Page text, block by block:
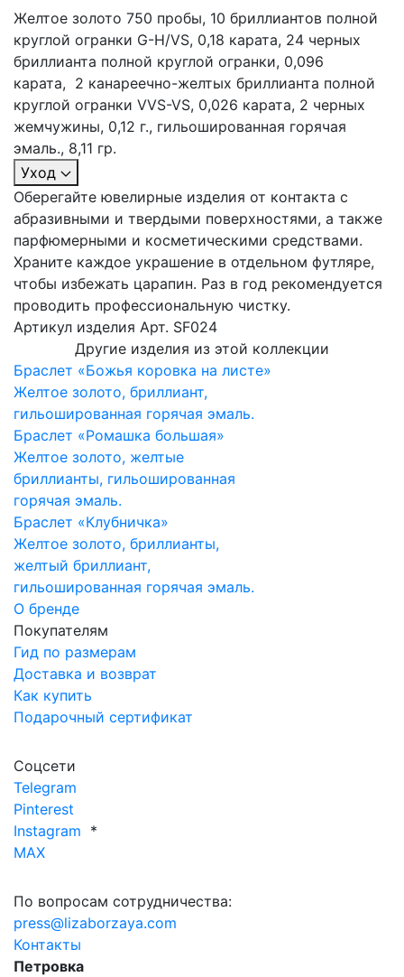
Желтое золото 750 пробы, 10 бриллиантов полной
круглой огранки G-H/VS, 0,18 карата, 24 черных
бриллианта полной круглой огранки, 0,096
карата, 2 канареечно-желтых бриллианта полной
круглой огранки VVS-VS, 0,026 карата, 2 черных
жемчужины, 0,12 г., гильошированная горячая
эмаль., 8,11 гр.
Уход
Оберегайте ювелирные изделия от контакта с
абразивными и твердыми поверхностями, а также
парфюмерными и косметическими средствами.
Храните каждое украшение в отдельном футляре,
чтобы избежать царапин. Раз в год рекомендуется
проводить профессиональную чистку.
Артикул изделия Арт. SF024
Другие изделия из этой коллекции
Браслет «Божья коровка на листе»
Желтое золото, бриллиант,
гильошированная горячая эмаль.
Браслет «Ромашка большая»
Желтое золото, желтые
бриллианты, гильошированная
горячая эмаль.
Браслет «Клубничка»
Желтое золото, бриллианты,
желтый бриллиант,
гильошированная горячая эмаль.
О бренде
Покупателям
Гид по размерам
Доставка и возврат
Как купить
Подарочный сертификат
Соцсети
Telegram
Pinterest
Instagram *
MAX
По вопросам сотрудничества:
press@lizaborzaya.com
Контакты
Петровка